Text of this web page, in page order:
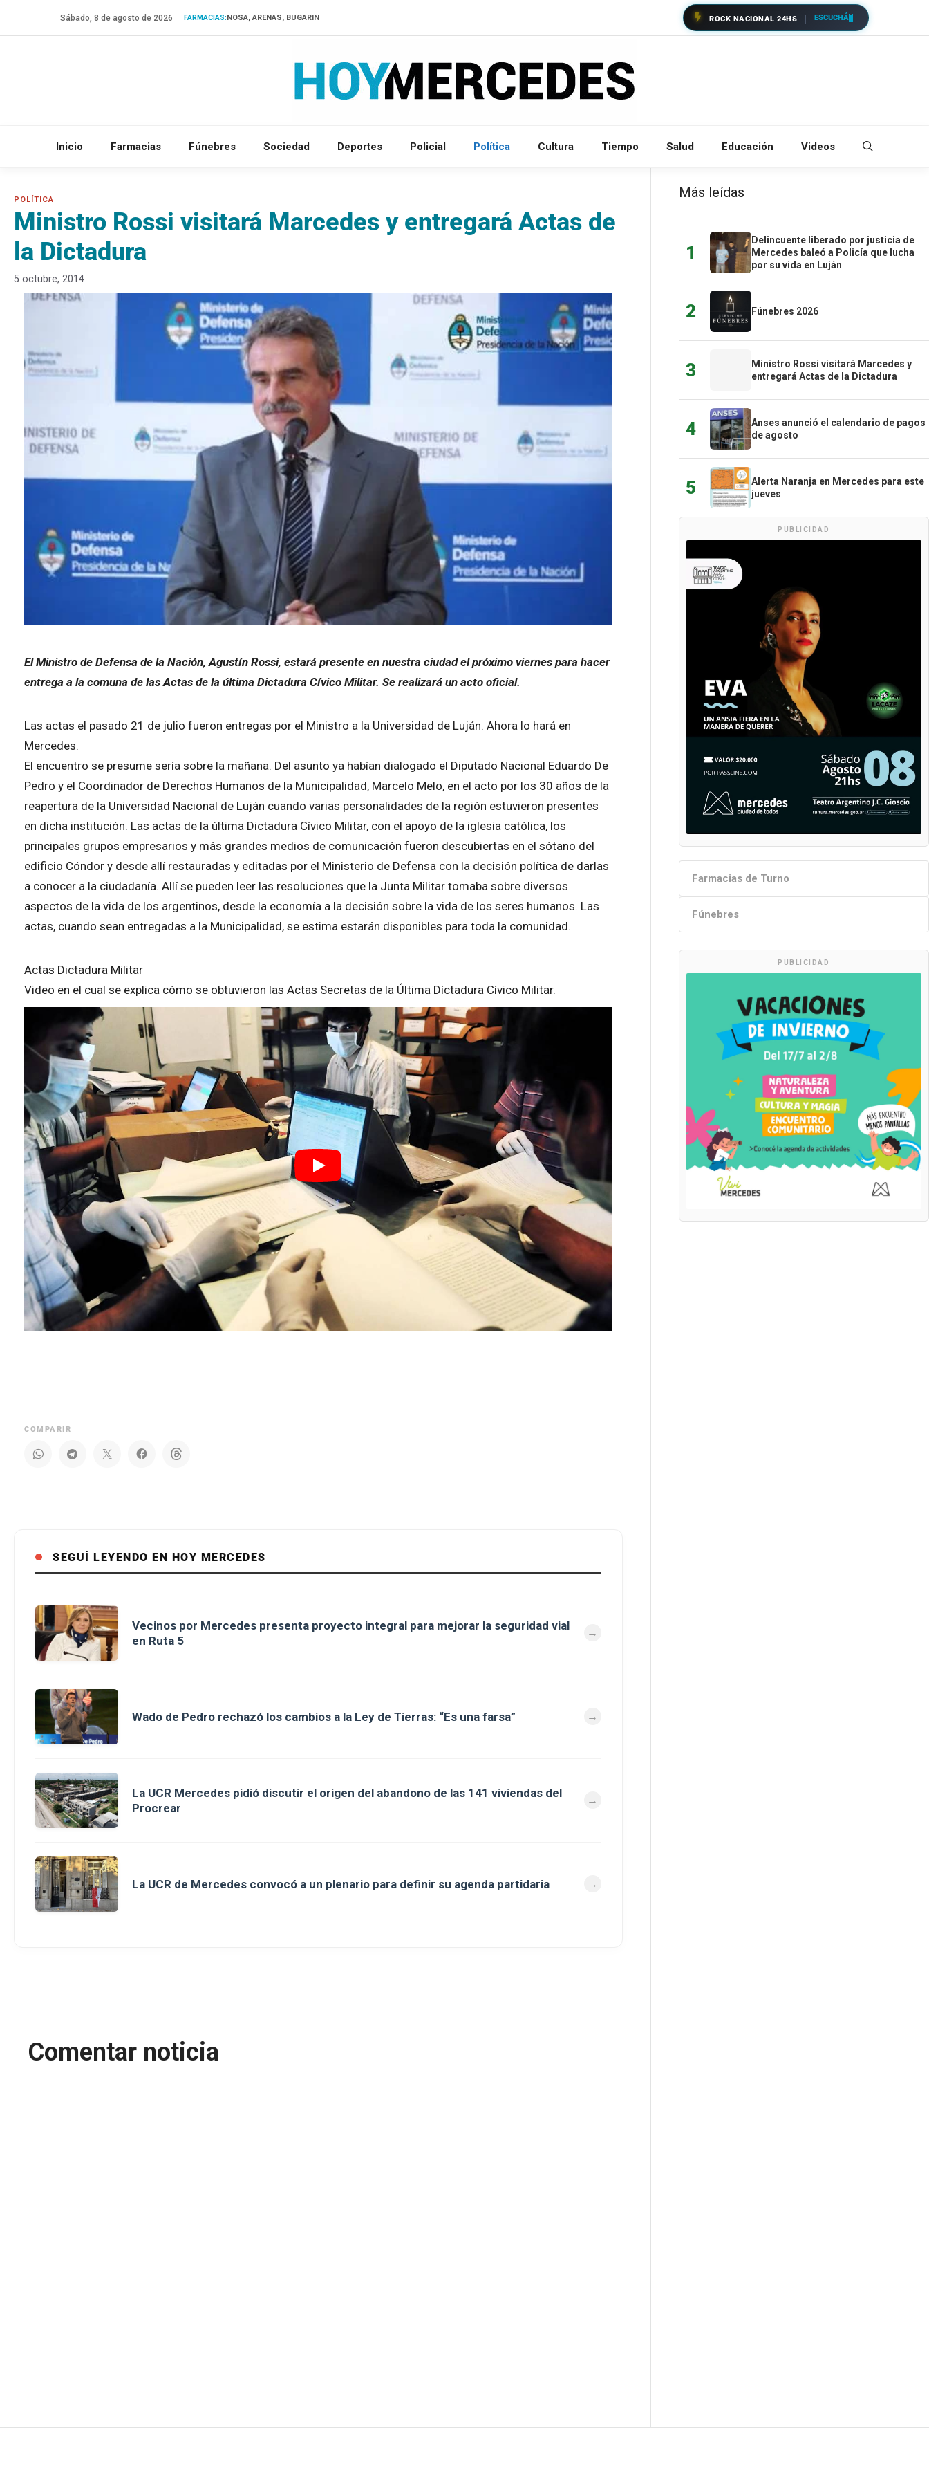
Sábado, 8 de agosto de 2026 FARMACIAS:NOSA, ARENAS, BUGARIN ROCK NACIONAL 24HS ESCUCHÁ
Inicio Farmacias Fúnebres Sociedad Deportes Policial Política Cultura Tiempo Salud Educación Videos
Ministro Rossi visitará Marcedes y entregará Actas de
la Dictadura
5 octubre, 2014
El Ministro de Defensa de la Nación, Agustín Rossi, estará presente en nuestra ciudad el próximo viernes para hacer
entrega a la comuna de las Actas de la última Dictadura Cívico Militar. Se realizará un acto oficial.
Las actas el pasado 21 de julio fueron entregas por el Ministro a la Universidad de Luján. Ahora lo hará en
Mercedes.
El encuentro se presume sería sobre la mañana. Del asunto ya habían dialogado el Diputado Nacional Eduardo De
Pedro y el Coordinador de Derechos Humanos de la Municipalidad, Marcelo Melo, en el acto por los 30 años de la
reapertura de la Universidad Nacional de Luján cuando varias personalidades de la región estuvieron presentes
en dicha institución. Las actas de la última Dictadura Cívico Militar, con el apoyo de la iglesia católica, los
principales grupos empresarios y más grandes medios de comunicación fueron descubiertas en el sótano del
edificio Cóndor y desde allí restauradas y editadas por el Ministerio de Defensa con la decisión política de darlas
a conocer a la ciudadanía. Allí se pueden leer las resoluciones que la Junta Militar tomaba sobre diversos
aspectos de la vida de los argentinos, desde la economía a la decisión sobre la vida de los seres humanos. Las
actas, cuando sean entregadas a la Municipalidad, se estima estarán disponibles para toda la comunidad.
Actas Dictadura Militar
Video en el cual se explica cómo se obtuvieron las Actas Secretas de la Última Díctadura Cívico Militar.
COMPARIR
SEGUÍ LEYENDO EN HOY MERCEDES
Vecinos por Mercedes presenta proyecto integral para mejorar la seguridad vial
en Ruta 5
Wado de Pedro rechazó los cambios a la Ley de Tierras: “Es una farsa”
La UCR Mercedes pidió discutir el origen del abandono de las 141 viviendas del
Procrear
La UCR de Mercedes convocó a un plenario para definir su agenda partidaria
Comentar noticia
Más leídas
1
Delincuente liberado por justicia de
Mercedes baleó a Policía que lucha
por su vida en Luján
2 Fúnebres 2026
3
Ministro Rossi visitará Marcedes y
entregará Actas de la Dictadura
4
Anses anunció el calendario de pagos
de agosto
5
Alerta Naranja en Mercedes para este
jueves
PUBLICIDAD
Farmacias de Turno
Fúnebres
PUBLICIDAD